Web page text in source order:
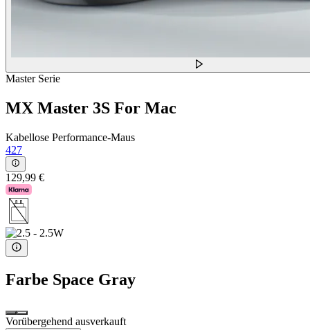
Master Serie
MX Master 3S For Mac
Kabellose Performance-Maus
427
129,99 €
Farbe Space Gray
Vorübergehend ausverkauft